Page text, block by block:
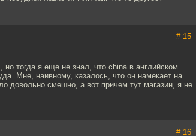
# 15
но тогда я еще не знал, что china в английском
Мне, наивному, казалось, что он намекает на
довольно смешно, а вот причем тут магазин, я не
# 16